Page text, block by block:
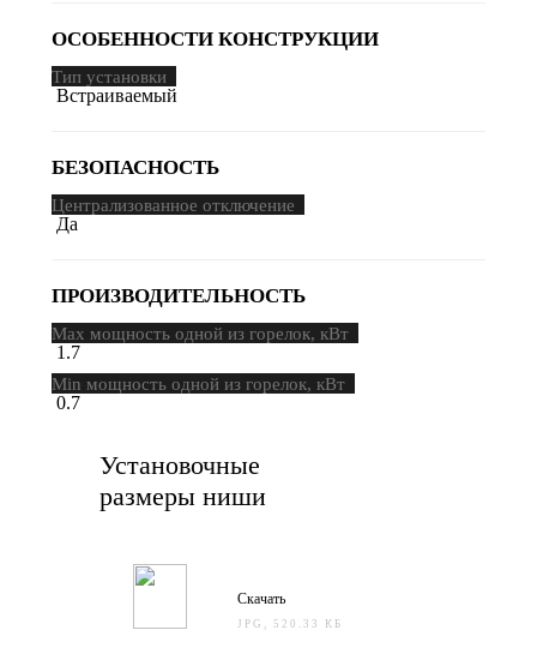
ОСОБЕННОСТИ КОНСТРУКЦИИ
Тип установки
Встраиваемый
БЕЗОПАСНОСТЬ
Централизованное отключение
Да
ПРОИЗВОДИТЕЛЬНОСТЬ
Maх мощность одной из горелок, кВт
1.7
Min мощность одной из горелок, кВт
0.7
Установочные
размеры ниши
Скачать
JPG, 520.33 КБ